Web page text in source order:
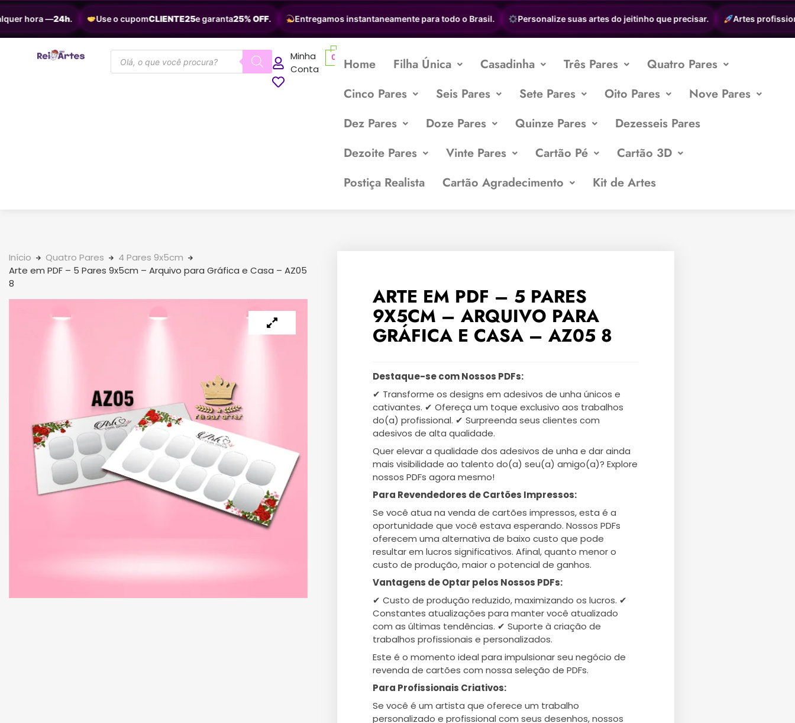
hora —24h. Use o cupomCLIENTE25e garanta25% OFF. Entregamos instantaneamente para todo o Brasil. Personalize suas artes do jeitinho que precisar. Artes
Minha
Conta
0 Home Filha Única Casadinha Três Pares
Quatro Pares
Cinco Pares
Seis Pares Sete Pares Oito Pares
Nove Pares
Dez Pares
Doze Pares Quinze Pares
Dezesseis Pares
Dezoite Pares
Vinte Pares Cartão Pé
Cartão 3D
Postiça Realista
Cartão Agradecimento Kit de Artes
Início Quatro Pares
4 Pares 9x5cm
Arte em PDF – 5 Pares 9x5cm – Arquivo para Gráfica e Casa – AZ05
8
ARTE EM PDF – 5 PARES
9X5CM – ARQUIVO PARA
GRÁFICA E CASA – AZ05 8
Destaque-se com Nossos PDFs:
✔ Transforme os designs em adesivos de unha únicos e
cativantes. ✔ Ofereça um toque exclusivo aos trabalhos
do(a) profissional. ✔ Surpreenda seus clientes com
adesivos de alta qualidade.
Quer elevar a qualidade dos adesivos de unha e dar ainda
mais visibilidade ao talento do(a) seu(a) amigo(a)? Explore
nossos PDFs agora mesmo!
Para Revendedores de Cartões Impressos:
Se você atua na venda de cartões impressos, esta é a
oportunidade que você estava esperando. Nossos PDFs
oferecem uma alternativa de baixo custo que pode
resultar em lucros significativos. Afinal, quanto menor o
custo de produção, maior o potencial de ganhos.
Vantagens de Optar pelos Nossos PDFs:
✔ Custo de produção reduzido, maximizando os lucros. ✔
Constantes atualizações para manter você atualizado
com as últimas tendências. ✔ Suporte à criação de
trabalhos profissionais e personalizados.
Este é o momento ideal para impulsionar seu negócio de
revenda de cartões com nossa seleção de PDFs.
Para Profissionais Criativos:
Se você é um artista que oferece um trabalho
personalizado e profissional com seus desenhos, nossos